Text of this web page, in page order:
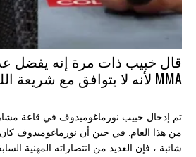
قال خبيب ذات مرة إنه يفضل
MMA لأنه لا يتوافق مع شريعة الله
من هذا العام. في حين أن نورماغوميدوف
شائبة ، فإن العديد من انتصاراته المهنية